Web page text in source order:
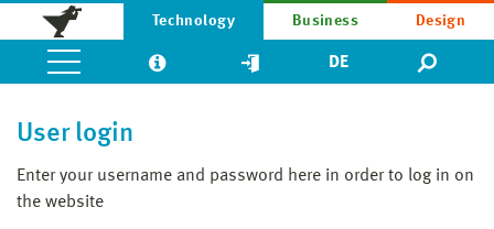
Technology Business Design
DE
User login
Enter your username and password here in order to log in on
the website